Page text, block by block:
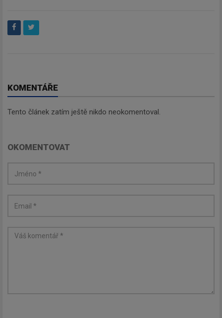
KOMENTÁŘE
Tento článek zatím ještě nikdo neokomentoval.
OKOMENTOVAT